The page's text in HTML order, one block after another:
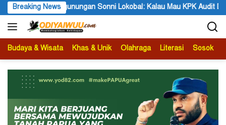
Langsung
ke
konten
Breaking News
Mau KPK Audit Dana Otsus Seluruh Tanah Papua STT
Budaya & Wisata Khas & Unik Olahraga Literasi Sosok